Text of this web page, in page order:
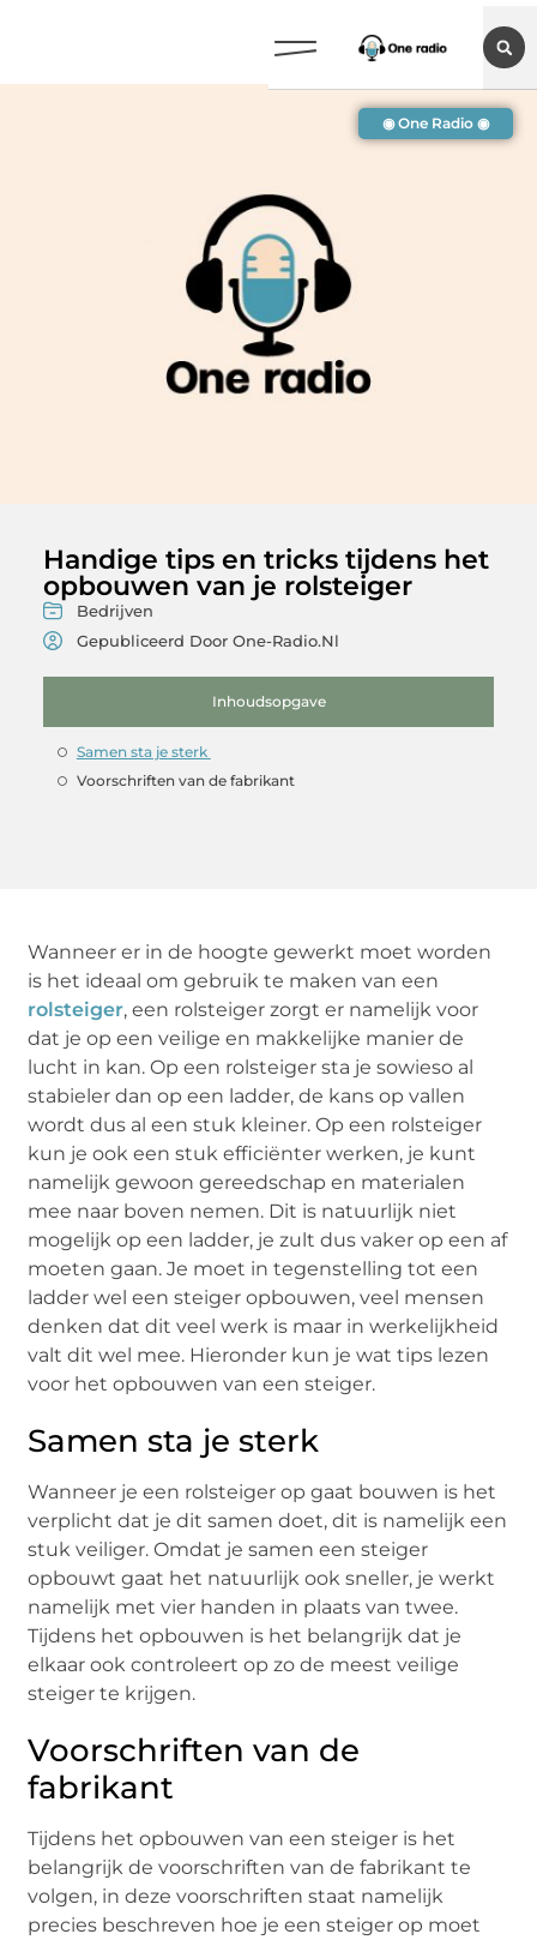
Handige tips en tricks tijdens het
opbouwen van je rolsteiger
Bedrijven
Gepubliceerd Door One-Radio.nl
Inhoudsopgave
Samen sta je sterk
Voorschriften van de fabrikant
◉ One Radio ◉
Wanneer er in de hoogte gewerkt moet worden
is het ideaal om gebruik te maken van een
rolsteiger, een rolsteiger zorgt er namelijk voor
dat je op een veilige en makkelijke manier de
lucht in kan. Op een rolsteiger sta je sowieso al
stabieler dan op een ladder, de kans op vallen
wordt dus al een stuk kleiner. Op een rolsteiger
kun je ook een stuk efficiënter werken, je kunt
namelijk gewoon gereedschap en materialen
mee naar boven nemen. Dit is natuurlijk niet
mogelijk op een ladder, je zult dus vaker op een af
moeten gaan. Je moet in tegenstelling tot een
ladder wel een steiger opbouwen, veel mensen
denken dat dit veel werk is maar in werkelijkheid
valt dit wel mee. Hieronder kun je wat tips lezen
voor het opbouwen van een steiger.
Samen sta je sterk
Wanneer je een rolsteiger op gaat bouwen is het
verplicht dat je dit samen doet, dit is namelijk een
stuk veiliger. Omdat je samen een steiger
opbouwt gaat het natuurlijk ook sneller, je werkt
namelijk met vier handen in plaats van twee.
Tijdens het opbouwen is het belangrijk dat je
elkaar ook controleert op zo de meest veilige
steiger te krijgen.
Voorschriften van de
fabrikant
Tijdens het opbouwen van een steiger is het
belangrijk de voorschriften van de fabrikant te
volgen, in deze voorschriften staat namelijk
precies beschreven hoe je een steiger op moet